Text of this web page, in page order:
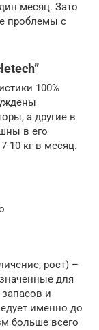
месяц. Зато
проблемы с
100%
а другие в
в его
10 кг в месяц.
рост) –
для
и
именно до
больше всего